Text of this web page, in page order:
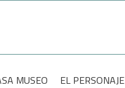
MUSEO
EL PERSONAJE